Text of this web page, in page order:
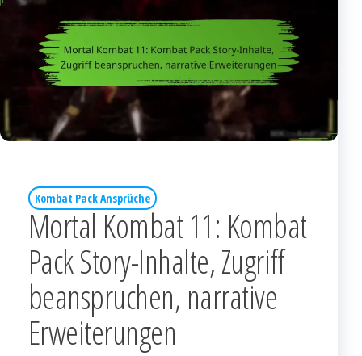
Kombat Pack Ansprüche
Mortal Kombat 11: Kombat
Pack Story-Inhalte, Zugriff
beanspruchen, narrative
Erweiterungen